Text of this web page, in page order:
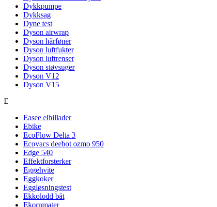
Dykkpumpe
Dykksag
Dyne test
Dyson airwrap
Dyson hårføner
Dyson luftfukter
Dyson luftrenser
Dyson støvsuger
Dyson V12
Dyson V15
E
Easee elbillader
Ebike
EcoFlow Delta 3
Ecovacs deebot ozmo 950
Edge 540
Effektforsterker
Eggehvite
Eggkoker
Eggløsningstest
Ekkolodd båt
Ekornmater